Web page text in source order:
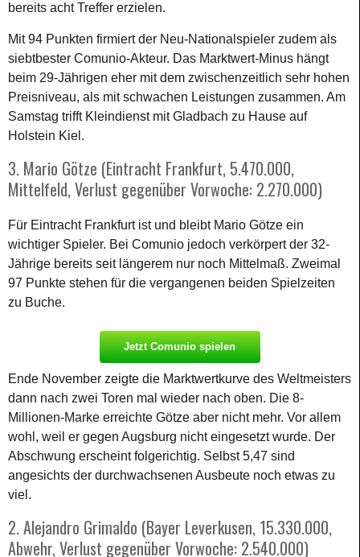
bereits acht Treffer erzielen.
Mit 94 Punkten firmiert der Neu-Nationalspieler zudem als
siebtbester Comunio-Akteur. Das Marktwert-Minus hängt
beim 29-Jährigen eher mit dem zwischenzeitlich sehr hohen
Preisniveau, als mit schwachen Leistungen zusammen. Am
Samstag trifft Kleindienst mit Gladbach zu Hause auf
Holstein Kiel.
3. Mario Götze (Eintracht Frankfurt, 5.470.000,
Mittelfeld, Verlust gegenüber Vorwoche: 2.270.000)
Für Eintracht Frankfurt ist und bleibt Mario Götze ein
wichtiger Spieler. Bei Comunio jedoch verkörpert der 32-
Jährige bereits seit längerem nur noch Mittelmaß. Zweimal
97 Punkte stehen für die vergangenen beiden Spielzeiten
zu Buche.
Jetzt Comunio spielen
Ende November zeigte die Marktwertkurve des Weltmeisters
dann nach zwei Toren mal wieder nach oben. Die 8-
Millionen-Marke erreichte Götze aber nicht mehr. Vor allem
wohl, weil er gegen Augsburg nicht eingesetzt wurde. Der
Abschwung erscheint folgerichtig. Selbst 5,47 sind
angesichts der durchwachsenen Ausbeute noch etwas zu
viel.
2. Alejandro Grimaldo (Bayer Leverkusen, 15.330.000,
Abwehr, Verlust gegenüber Vorwoche: 2.540.000)